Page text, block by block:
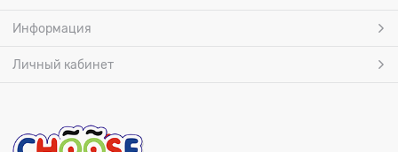
Информация
Личный кабинет